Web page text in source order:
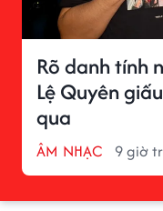
Rõ danh tính
Lệ Quyên
qua
ÂM NHẠC 9 giờ